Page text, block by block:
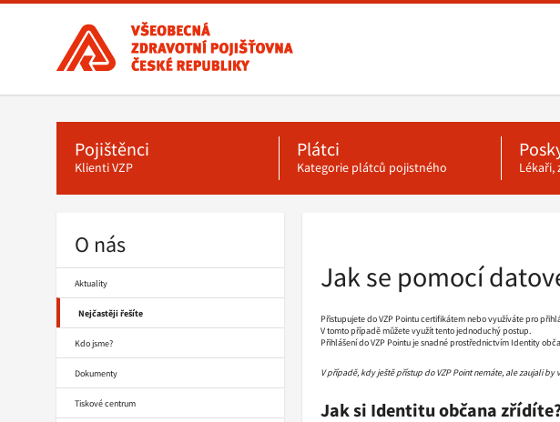
Všeobecná
zdravotní
pojišťovna
ČR,
hlavní
stránka
Pojištěnci
Klienti VZP
Plátci
Kategorie plátců pojistného Lékaři,
O nás
Aktuality
Nejčastěji řešíte
Kdo jsme?
Dokumenty
Tiskové centrum
Jak se pomocí
Přistupujete do VZP Pointu certifikátem nebo využíváte pro
V tomto případě můžete využít tento jednoduchý postup.
Přihlášení do VZP Pointu je snadné prostřednictvím Identity
V případě, kdy ještě přístup do VZP Point nemáte, ale zaujali by
Jak si Identitu občana